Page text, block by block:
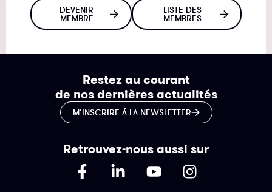
DEVENIR
MEMBRE
LISTE DES
MEMBRES
Restez au courant
de nos dernières actualités
M’INSCRIRE À LA NEWSLETTER
Retrouvez-nous aussi sur